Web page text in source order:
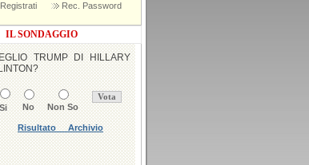
Registrati
Rec. Password
IL SONDAGGIO